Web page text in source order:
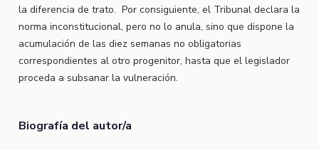
la diferencia de trato. Por consiguiente, el Tribunal declara la
norma inconstitucional, pero no lo anula, sino que dispone la
acumulación de las diez semanas no obligatorias
correspondientes al otro progenitor, hasta que el legislador
proceda a subsanar la vulneración.
Biografía del autor/a